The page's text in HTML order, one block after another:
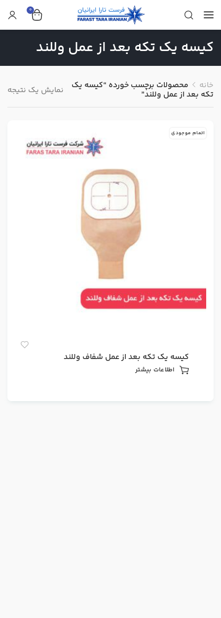
0
کیسه یک تکه بعد از عمل وللند
خانه محصولات برچسب خورده “کیسه یک
تکه بعد از عمل وللند” نمایش یک نتیجه
اتمام موجودی
کیسه یک تکه بعد از عمل شفاف وللند
اطلاعات بیشتر